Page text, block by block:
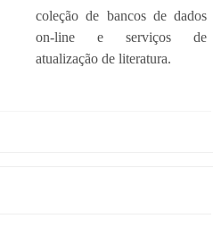
coleção de bancos de dados
on-line e serviços de
atualização de literatura.